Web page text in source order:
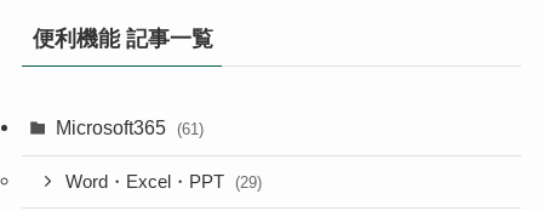
便利機能 記事一覧
Microsoft365 (61)
Word・Excel・PPT (29)